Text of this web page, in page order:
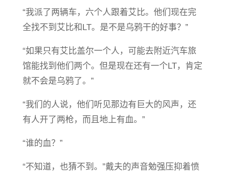
“我派了两辆车，六个人跟着艾比。他们现在完
全找不到艾比和LT。是不是乌鸦干的好事？”
“如果只有艾比盖尔一个人，可能去附近汽车旅
馆能找到他们两个。但是现在还有一个LT，肯定
就不会是乌鸦了。”
“我们的人说，他们听见那边有巨大的风声，还
有人开了两枪，而且地上有血。”
“谁的血？”
“不知道，也猜不到。”戴夫的声音勉强压抑着愤